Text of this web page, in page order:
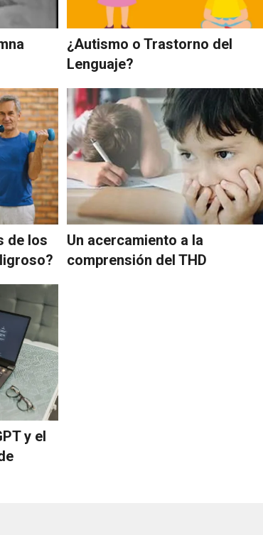
¿Autismo o Trastorno del
Lenguaje?
de los
Un acercamiento a la
comprensión del THD
y el